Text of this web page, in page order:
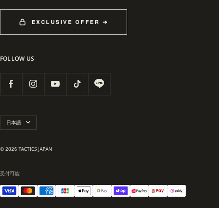
EXCLUSIVE OFFER ➔
FOLLOW US
語
日本語
© 2026 TACTICS JAPAN
受付可能